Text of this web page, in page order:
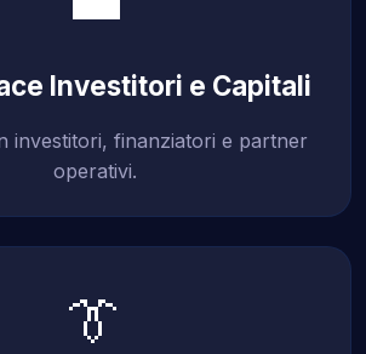
Investitori e Capitali
investitori, finanziatori e partner
operativi.
👔